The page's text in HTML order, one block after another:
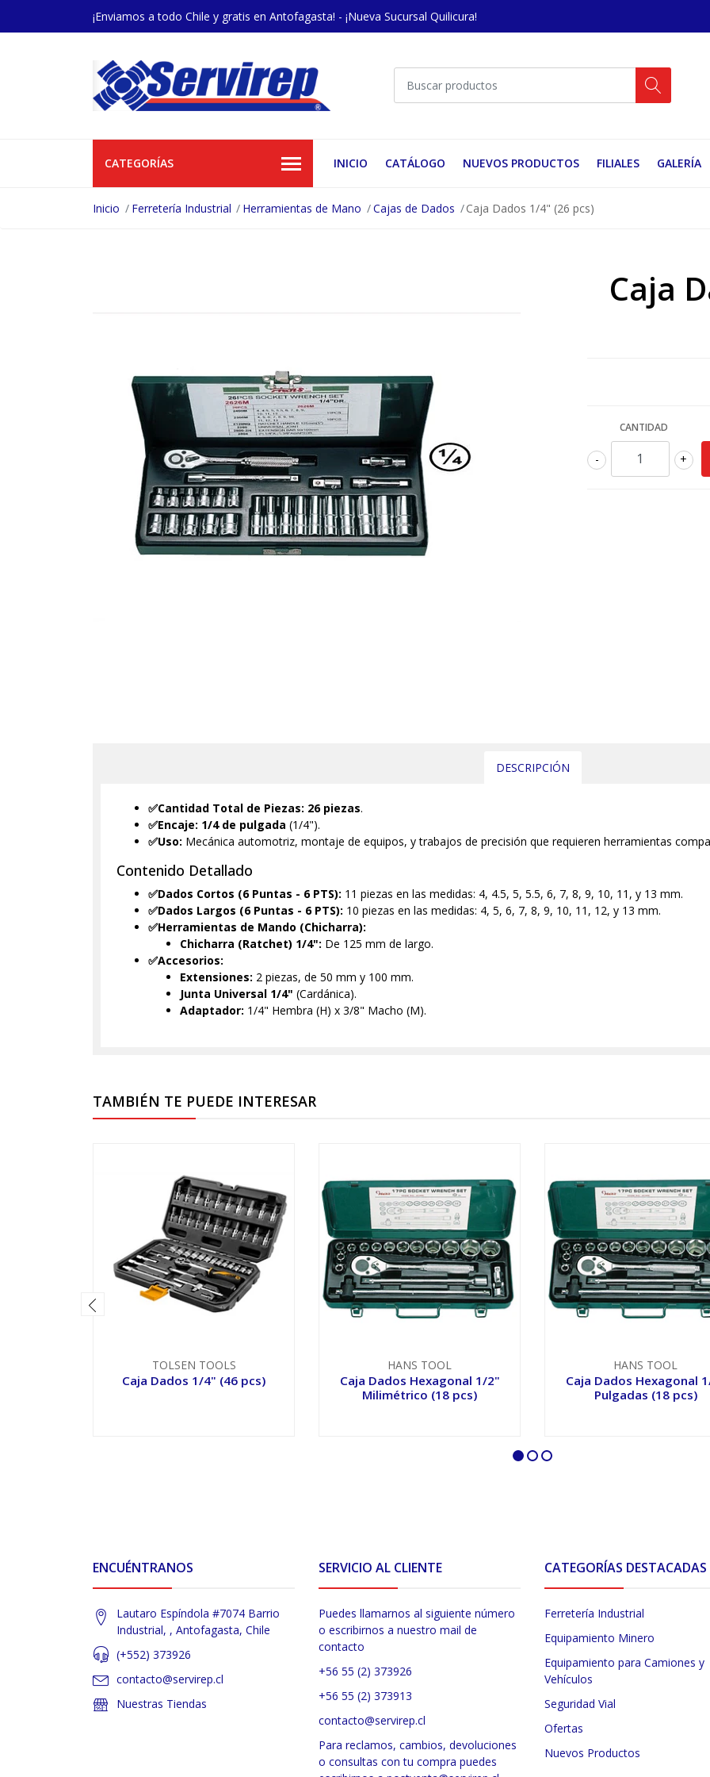
¡Enviamos a todo Chile y gratis en Antofagasta! - ¡Nueva Sucursal Quilicura!
CATEGORÍAS INICIO CATÁLOGO NUEVOS PRODUCTOS FILIALES GALERÍA
Inicio Ferretería Industrial Herramientas de Mano Cajas de Dados Caja Dados 1/4" (26 pcs)
Caja
CANTIDAD
+
-
DESCRIPCIÓN
✅Cantidad Total de Piezas: 26 piezas.
✅Encaje: 1/4 de pulgada (1/4").
✅Uso: Mecánica automotriz, montaje de equipos, y trabajos de precisión que requieren herramientas
Contenido Detallado
✅Dados Cortos (6 Puntas - 6 PTS): 11 piezas en las medidas: 4, 4.5, 5, 5.5, 6, 7, 8, 9, 10, 11, y 13 mm.
✅Dados Largos (6 Puntas - 6 PTS): 10 piezas en las medidas: 4, 5, 6, 7, 8, 9, 10, 11, 12, y 13 mm.
✅Herramientas de Mando (Chicharra):
Chicharra (Ratchet) 1/4": De 125 mm de largo.
✅Accesorios:
Extensiones: 2 piezas, de 50 mm y 100 mm.
Junta Universal 1/4" (Cardánica).
Adaptador: 1/4" Hembra (H) x 3/8" Macho (M).
TAMBIÉN TE PUEDE INTERESAR
TOLSEN TOOLS
Caja Dados 1/4" (46 pcs)
HANS TOOL
Caja Dados Hexagonal 1/2"
Milimétrico (18 pcs)
HANS TOOL
Caja Dados Hexagonal
Pulgadas (18 pcs)
ENCUÉNTRANOS
Lautaro Espíndola #7074 Barrio
Industrial, , Antofagasta, Chile
(+552) 373926
contacto@servirep.cl
Nuestras Tiendas
SERVICIO AL CLIENTE
Puedes llamarnos al siguiente número
o escribirnos a nuestro mail de
contacto
+56 55 (2) 373926
+56 55 (2) 373913
contacto@servirep.cl
Para reclamos, cambios, devoluciones
o consultas con tu compra puedes
CATEGORÍAS DESTACADAS
Ferretería Industrial
Equipamiento Minero
Equipamiento para Camiones y
Vehículos
Seguridad Vial
Ofertas
Nuevos Productos